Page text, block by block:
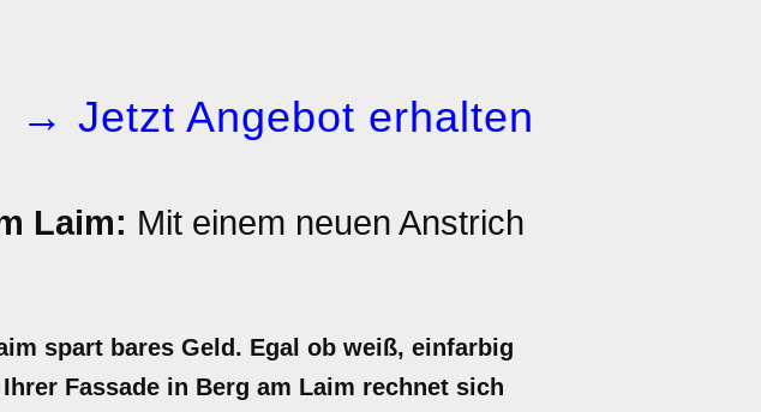
→ Jetzt Angebot erhalten
Laim: Mit einem neuen Anstrich
spart bares Geld. Egal ob weiß, einfarbig
Fassade in Berg am Laim rechnet sich